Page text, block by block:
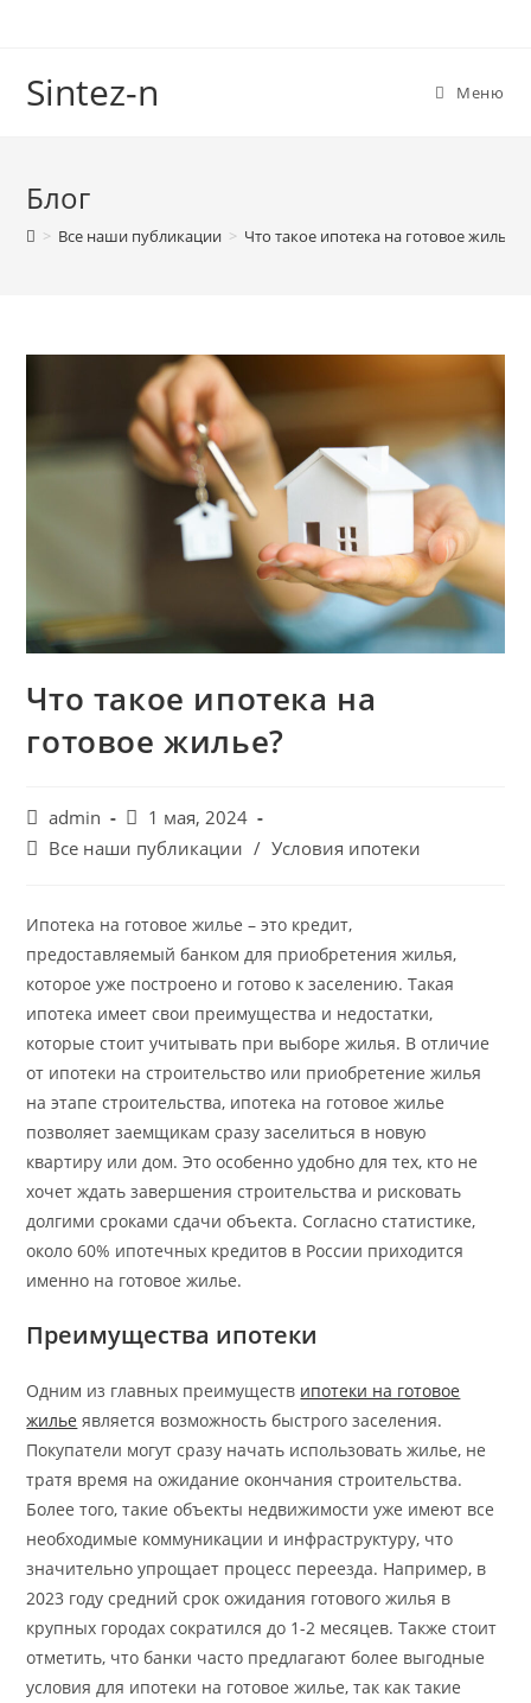
содержимому
Sintez-n Меню
Блог
> Все наши публикации > Что такое ипотека на готовое жилье?
Что такое ипотека на
готовое жилье?
Автор
записи:
admin
Запись
опубликована:
1 мая, 2024
Рубрика
Все наши публикации / Условия ипотеки
Ипотека на готовое жилье – это кредит,
предоставляемый банком для приобретения жилья,
которое уже построено и готово к заселению. Такая
ипотека имеет свои преимущества и недостатки,
которые стоит учитывать при выборе жилья. В отличие
от ипотеки на строительство или приобретение жилья
на этапе строительства, ипотека на готовое жилье
позволяет заемщикам сразу заселиться в новую
квартиру или дом. Это особенно удобно для тех, кто не
хочет ждать завершения строительства и рисковать
долгими сроками сдачи объекта. Согласно статистике,
около 60% ипотечных кредитов в России приходится
именно на готовое жилье.
Преимущества ипотеки
Одним из главных преимуществ ипотеки на готовое
жилье является возможность быстрого заселения.
Покупатели могут сразу начать использовать жилье, не
тратя время на ожидание окончания строительства.
Более того, такие объекты недвижимости уже имеют все
необходимые коммуникации и инфраструктуру, что
значительно упрощает процесс переезда. Например, в
2023 году средний срок ожидания готового жилья в
крупных городах сократился до 1-2 месяцев. Также стоит
отметить, что банки часто предлагают более выгодные
условия для ипотеки на готовое жилье, так как такие